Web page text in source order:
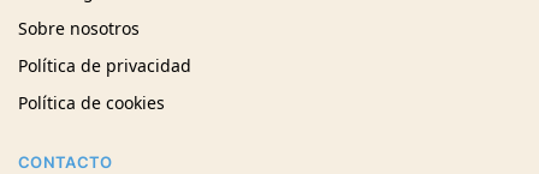
Sobre nosotros
Política de privacidad
Política de cookies
CONTACTO